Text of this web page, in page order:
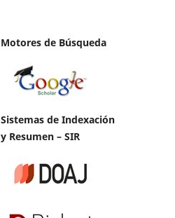
Motores de Búsqueda
Sistemas de Indexación
y Resumen – SIR